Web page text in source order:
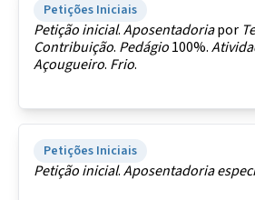
Petições Iniciais
Petiçãoinicial.Aposentadoriapor
Contribuição. Pedágio100%.
Açougueiro. Frio.
Petições Iniciais
Petiçãoinicial.Aposentadoria